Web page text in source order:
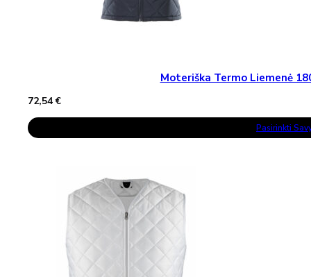
Moteriška Termo Liemenė
72,54€
Pasirinkti
This
Product
Has
Product